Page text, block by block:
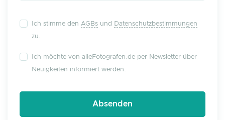
Ich stimme den AGBs und
Datenschutzbestimmungen
zu.
Ich möchte von alleFotografen.de per Newsletter über
Neuigkeiten informiert werden.